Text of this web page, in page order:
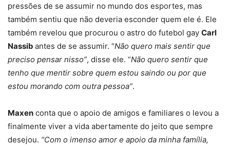
pressões de se assumir no mundo dos esportes, mas
também sentiu que não deveria esconder quem ele é. Ele
também revelou que procurou o astro do futebol gay Carl
Nassib antes de se assumir. “Não quero mais sentir que
preciso pensar nisso”, disse ele. “Não quero sentir que
tenho que mentir sobre quem estou saindo ou por que
estou morando com outra pessoa”.
Maxen conta que o apoio de amigos e familiares o levou a
finalmente viver a vida abertamente do jeito que sempre
desejou. “Com o imenso amor e apoio da minha família,